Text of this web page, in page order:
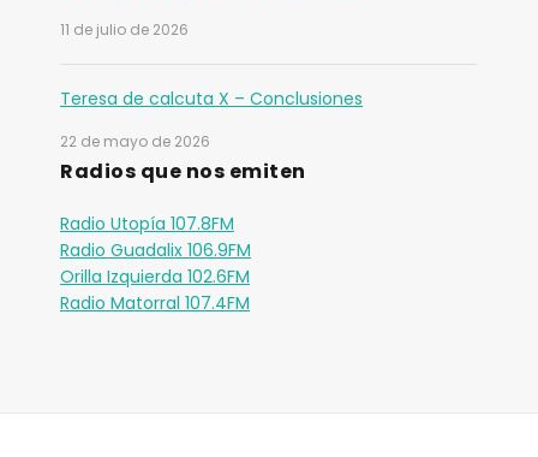
11 de julio de 2026
Teresa de calcuta X – Conclusiones
22 de mayo de 2026
Radios que nos emiten
Radio Utopía 107.8FM
Radio Guadalix 106.9FM
Orilla Izquierda 102.6FM
Radio Matorral 107.4FM